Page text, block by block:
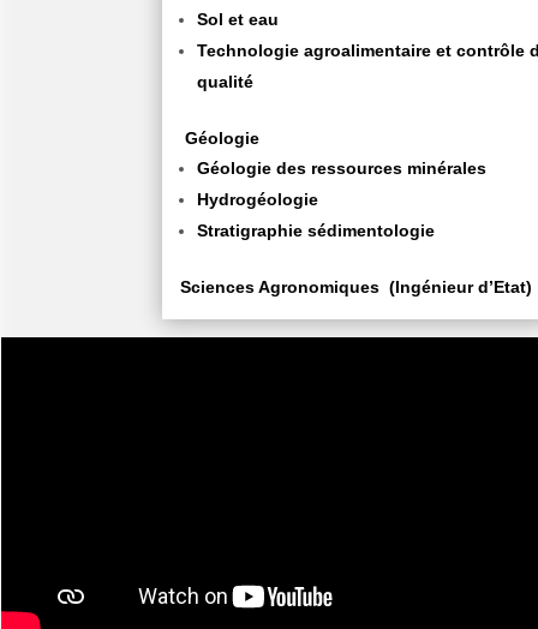
Sol et eau
Technologie agroalimentaire et contrôle
qualité
Géologie
Géologie des ressources minérales
Hydrogéologie
Stratigraphie sédimentologie
Sciences Agronomiques (Ingénieur d’Etat)